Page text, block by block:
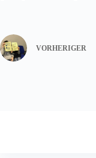
VORHERIGER